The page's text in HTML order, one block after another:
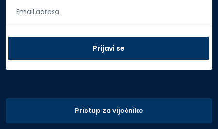
Pristup za vijećnike